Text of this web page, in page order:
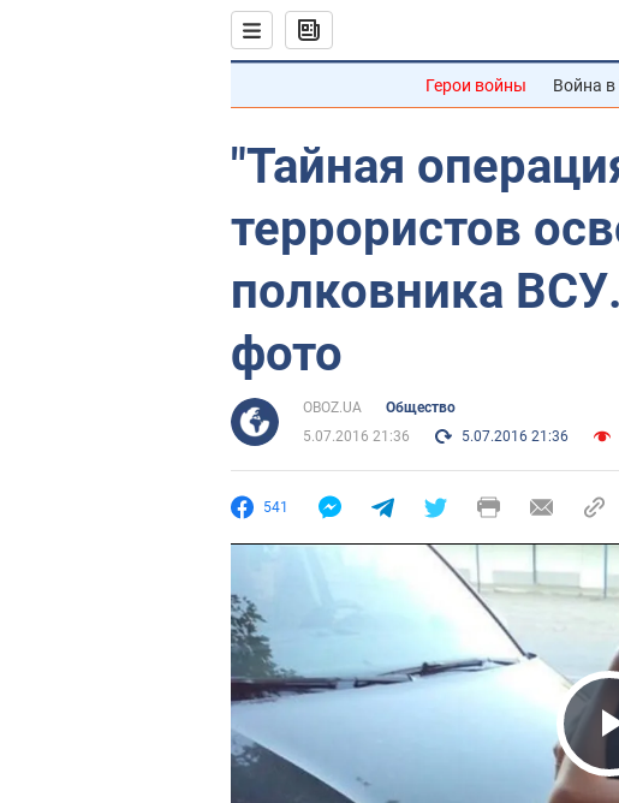
Герои войны Война
"Тайная
террористов
полковника
фото
OBOZ.UA
Общество
5.07.2016 21:36
5.07.2016 21:36
541